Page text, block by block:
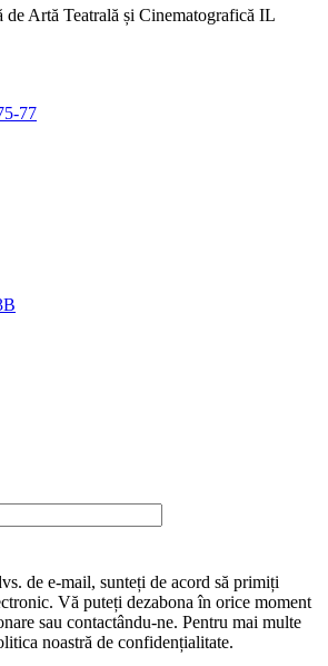
de Artă Teatrală și Cinematografică IL
77
de e-mail, sunteți de acord să primiți
Vă puteți dezabona în orice moment
sau contactându-ne. Pentru mai multe
noastră de confidențialitate.